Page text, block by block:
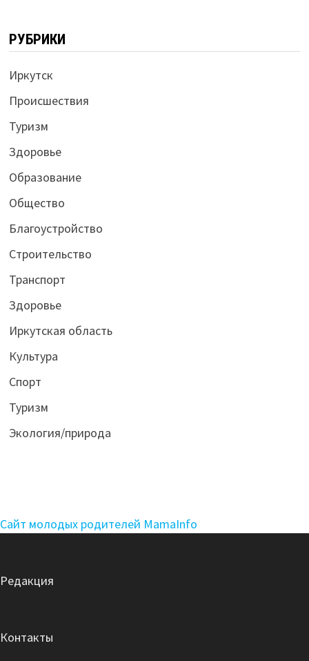
РУБРИКИ
Иркутск
Происшествия
Туризм
Здоровье
Образование
Общество
Благоустройство
Строительство
Транспорт
Здоровье
Иркутская область
Культура
Спорт
Туризм
Экология/природа
Сайт молодых родителей MamaInfo
Редакция
Контакты